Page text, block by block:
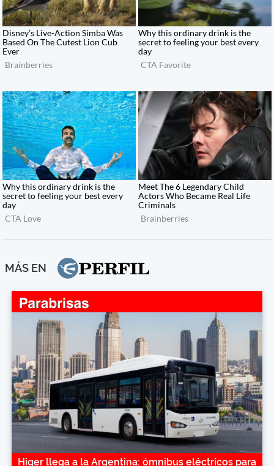
MÁS EN
Higer llega a la Argentina: ómnibus eléctricos para